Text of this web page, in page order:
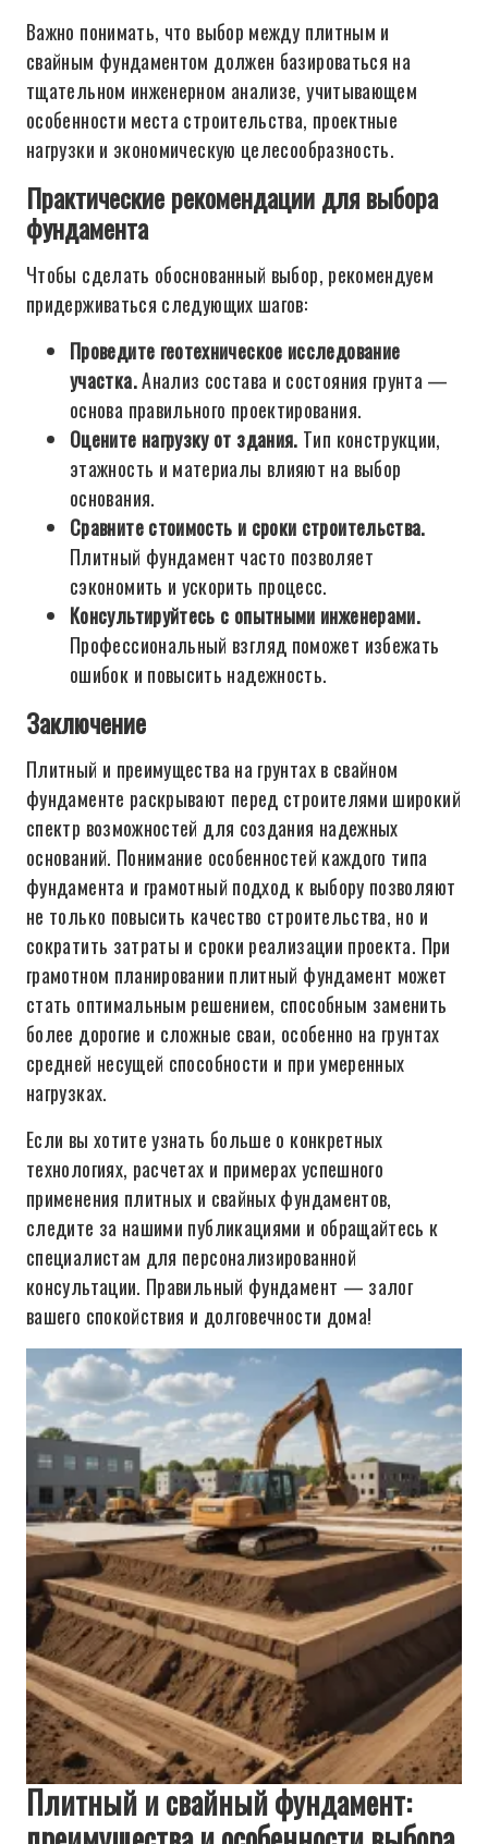
Важно понимать, что выбор между плитным и
свайным фундаментом должен базироваться на
тщательном инженерном анализе, учитывающем
особенности места строительства, проектные
нагрузки и экономическую целесообразность.
Практические рекомендации для выбора
фундамента
Чтобы сделать обоснованный выбор, рекомендуем
придерживаться следующих шагов:
Проведите геотехническое исследование
участка.Анализ состава и состояния грунта —
основа правильного проектирования.
Оцените нагрузку от здания. Тип конструкции,
этажность и материалы влияют на выбор
основания.
Сравните стоимость и сроки строительства.
Плитный фундамент часто позволяет
сэкономить и ускорить процесс.
Консультируйтесь с опытными инженерами.
Профессиональный взгляд поможет избежать
ошибок и повысить надежность.
Заключение
Плитный и преимущества на грунтах в свайном
фундаменте раскрывают перед строителями широкий
спектр возможностей для создания надежных
оснований. Понимание особенностей каждого типа
фундамента и грамотный подход к выбору позволяют
не только повысить качество строительства, но и
сократить затраты и сроки реализации проекта. При
грамотном планировании плитный фундамент может
стать оптимальным решением, способным заменить
более дорогие и сложные сваи, особенно на грунтах
средней несущей способности и при умеренных
нагрузках.
Если вы хотите узнать больше о конкретных
технологиях, расчетах и примерах успешного
применения плитных и свайных фундаментов,
следите за нашими публикациями и обращайтесь к
специалистам для персонализированной
консультации. Правильный фундамент — залог
вашего спокойствия и долговечности дома!
Плитный и свайный фундамент: